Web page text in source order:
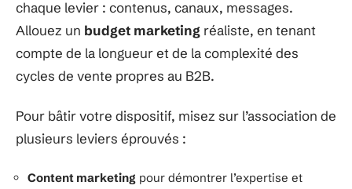
chaque levier : contenus, canaux, messages.
Allouez un budget marketing réaliste, en tenant
compte de la longueur et de la complexité des
cycles de vente propres au B2B.
Pour bâtir votre dispositif, misez sur l’association de
plusieurs leviers éprouvés :
Content marketing pour démontrer l’expertise et